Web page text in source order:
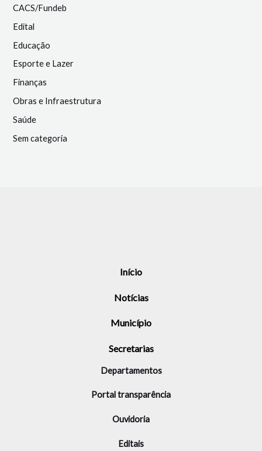
CACS/Fundeb
Edital
Educação
Esporte e Lazer
Finanças
Obras e Infraestrutura
Saúde
Sem categoria
Início
Notícias
Município
Secretarias
Departamentos
Portal transparência
Ouvidoria
Editais